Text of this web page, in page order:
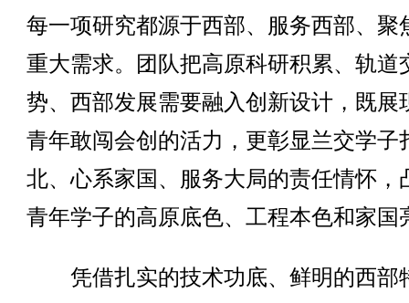
每一项研究都源于西部、服务西部、聚
重大需求。团队把高原科研积累、轨道
势、西部发展需要融入创新设计，既展
青年敢闯会创的活力，更彰显兰交学子
北、心系家国、服务大局的责任情怀，
青年学子的高原底色、工程本色和家国
凭借扎实的技术功底、鲜明的西部